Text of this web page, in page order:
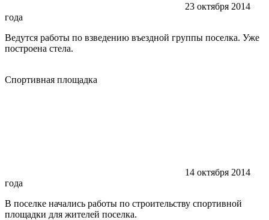
23 октября 2014
года
Ведутся работы по взведению въездной группы поселка. Уже
построена стела.
Спортивная площадка
14 октября 2014
года
В поселке начались работы по строительству спортивной
площадки для жителей поселка.